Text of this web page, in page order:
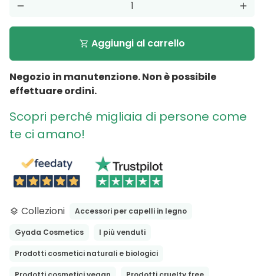
remove add
shopping_cart Aggiungi al carrello
Negozio in manutenzione. Non è possibile
effettuare ordini.
Scopri perché migliaia di persone come
te ci amano!
layers Collezioni Accessori per capelli in legno
Gyada Cosmetics I più venduti
Prodotti cosmetici naturali e biologici